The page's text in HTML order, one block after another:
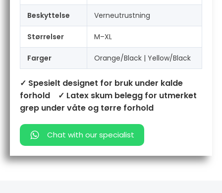
Beskyttelse Verneutrustning
Størrelser M–XL
Farger Orange/Black | Yellow/Black
✓ Spesielt designet for bruk under kalde
forhold
✓ Latex skum belegg for utmerket
grep under våte og tørre forhold
Chat with our specialist